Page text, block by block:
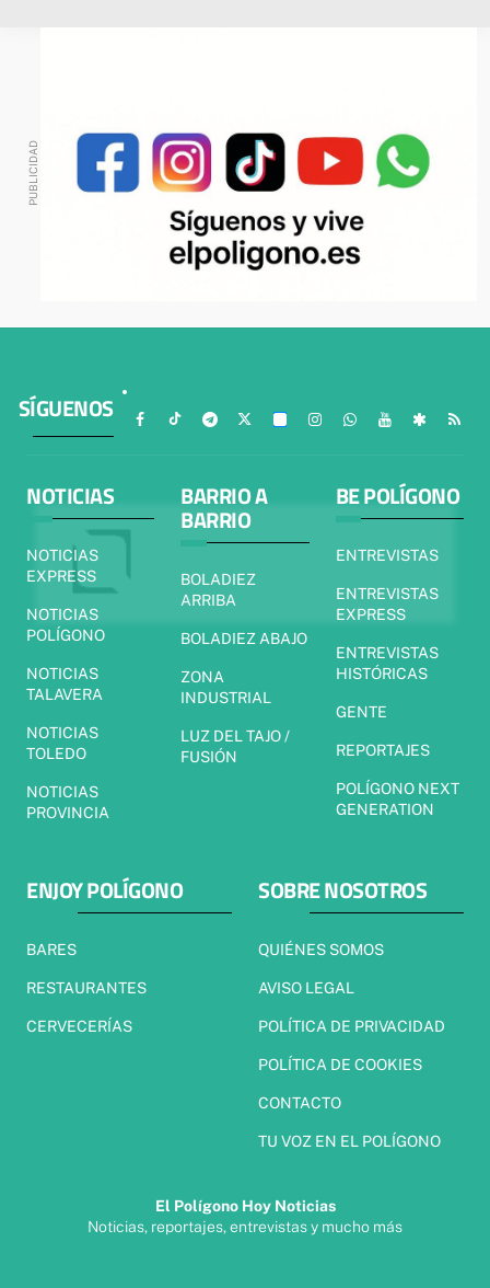
SÍGUENOS
NOTICIAS
NOTICIAS
EXPRESS
NOTICIAS
POLÍGONO
NOTICIAS
TALAVERA
NOTICIAS
TOLEDO
NOTICIAS
PROVINCIA
BARRIO A
BARRIO
BOLADIEZ
ARRIBA
BOLADIEZ ABAJO
ZONA
INDUSTRIAL
LUZ DEL TAJO /
FUSIÓN
BE POLÍGONO
ENTREVISTAS
ENTREVISTAS
EXPRESS
ENTREVISTAS
HISTÓRICAS
GENTE
REPORTAJES
POLÍGONO NEXT
GENERATION
ENJOY POLÍGONO
BARES
RESTAURANTES
CERVECERÍAS
SOBRE NOSOTROS
QUIÉNES SOMOS
AVISO LEGAL
POLÍTICA DE PRIVACIDAD
POLÍTICA DE COOKIES
CONTACTO
TU VOZ EN EL POLÍGONO
El Polígono Hoy Noticias
Noticias, reportajes, entrevistas y mucho más